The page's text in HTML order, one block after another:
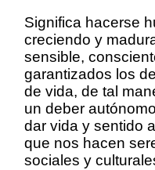
Significa hacerse
creciendo y
sensible,
garantizados los
de vida, de tal
un deber
dar vida y sentido
que nos hacen
sociales y